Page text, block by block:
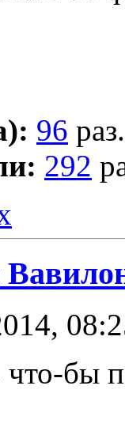
96 раз.
292
что-